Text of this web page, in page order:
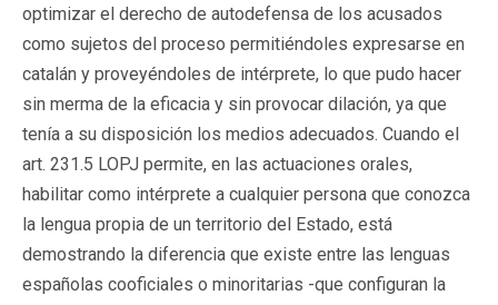
optimizar el derecho de autodefensa de los acusados
como sujetos del proceso permitiéndoles expresarse en
catalán y proveyéndoles de intérprete, lo que pudo hacer
sin merma de la eficacia y sin provocar dilación, ya que
tenía a su disposición los medios adecuados. Cuando el
art. 231.5 LOPJ permite, en las actuaciones orales,
habilitar como intérprete a cualquier persona que conozca
la lengua propia de un territorio del Estado, está
demostrando la diferencia que existe entre las lenguas
españolas cooficiales o minoritarias -que configuran la